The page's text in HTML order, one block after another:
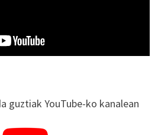
guztiak YouTube-ko kanalean